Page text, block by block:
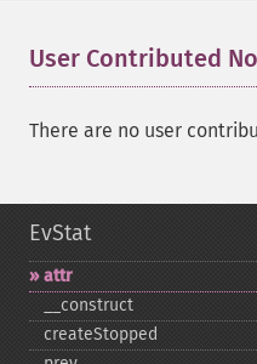
User Contributed
There are no user
EvStat
attr
_​_​construct
createStopped